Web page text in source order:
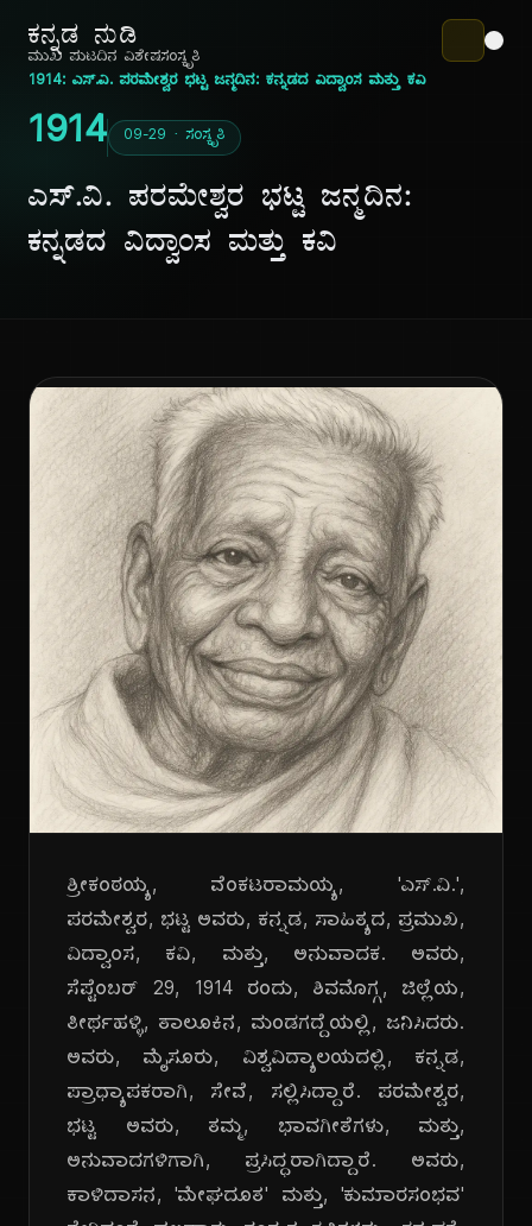
ಕನ್ನಡ ನುಡಿ
ಮುಖ ಪುಟದಿನ ವಿಶೇಷಸಂಸ್ಕೃತಿ
1914: ಎಸ್.ವಿ. ಪರಮೇಶ್ವರ ಭಟ್ಟ ಜನ್ಮದಿನ: ಕನ್ನಡದ ವಿದ್ವಾಂಸ ಮತ್ತು ಕವಿ
1914 09-29 · ಸಂಸ್ಕೃತಿ
ಎಸ್.ವಿ. ಪರಮೇಶ್ವರ ಭಟ್ಟ ಜನ್ಮದಿನ:
ಕನ್ನಡದ ವಿದ್ವಾಂಸ ಮತ್ತು ಕವಿ
ಶ್ರೀಕಂಠಯ್ಯ, ವೆಂಕಟರಾಮಯ್ಯ, 'ಎಸ್.ವಿ.',
ಪರಮೇಶ್ವರ, ಭಟ್ಟ ಅವರು, ಕನ್ನಡ, ಸಾಹಿತ್ಯದ, ಪ್ರಮುಖ,
ವಿದ್ವಾಂಸ, ಕವಿ, ಮತ್ತು, ಅನುವಾದಕ. ಅವರು,
ಸೆಪ್ಟೆಂಬರ್ 29, 1914 ರಂದು, ಶಿವಮೊಗ್ಗ, ಜಿಲ್ಲೆಯ,
ತೀರ್ಥಹಳ್ಳಿ, ತಾಲೂಕಿನ, ಮಂಡಗದ್ದೆಯಲ್ಲಿ, ಜನಿಸಿದರು.
ಅವರು, ಮೈಸೂರು, ವಿಶ್ವವಿದ್ಯಾಲಯದಲ್ಲಿ, ಕನ್ನಡ,
ಪ್ರಾಧ್ಯಾಪಕರಾಗಿ, ಸೇವೆ, ಸಲ್ಲಿಸಿದ್ದಾರೆ. ಪರಮೇಶ್ವರ,
ಭಟ್ಟ ಅವರು, ತಮ್ಮ, ಭಾವಗೀತೆಗಳು, ಮತ್ತು,
ಅನುವಾದಗಳಿಗಾಗಿ, ಪ್ರಸಿದ್ಧರಾಗಿದ್ದಾರೆ. ಅವರು,
ಕಾಳಿದಾಸನ, 'ಮೇಘದೂತ' ಮತ್ತು, 'ಕುಮಾರಸಂಭವ'